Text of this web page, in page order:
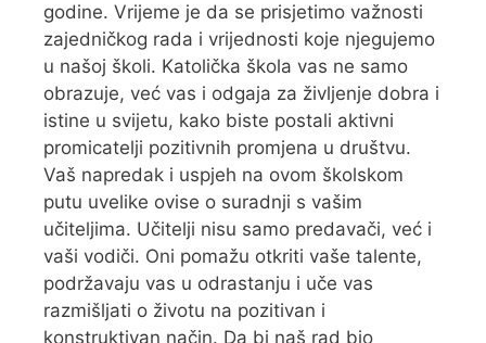
godine. Vrijeme je da se prisjetimo važnosti
zajedničkog rada i vrijednosti koje njegujemo
u našoj školi. Katolička škola vas ne samo
obrazuje, već vas i odgaja za življenje dobra i
istine u svijetu, kako biste postali aktivni
promicatelji pozitivnih promjena u društvu.
Vaš napredak i uspjeh na ovom školskom
putu uvelike ovise o suradnji s vašim
učiteljima. Učitelji nisu samo predavači, već i
vaši vodiči. Oni pomažu otkriti vaše talente,
podržavaju vas u odrastanju i uče vas
razmišljati o životu na pozitivan i
konstruktivan način. Da bi naš rad bio